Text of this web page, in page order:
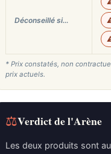
Déconseillé si…
* Prix constatés, non
prix actuels.
⚖Verdict de l'Arène
Les deux produits sont